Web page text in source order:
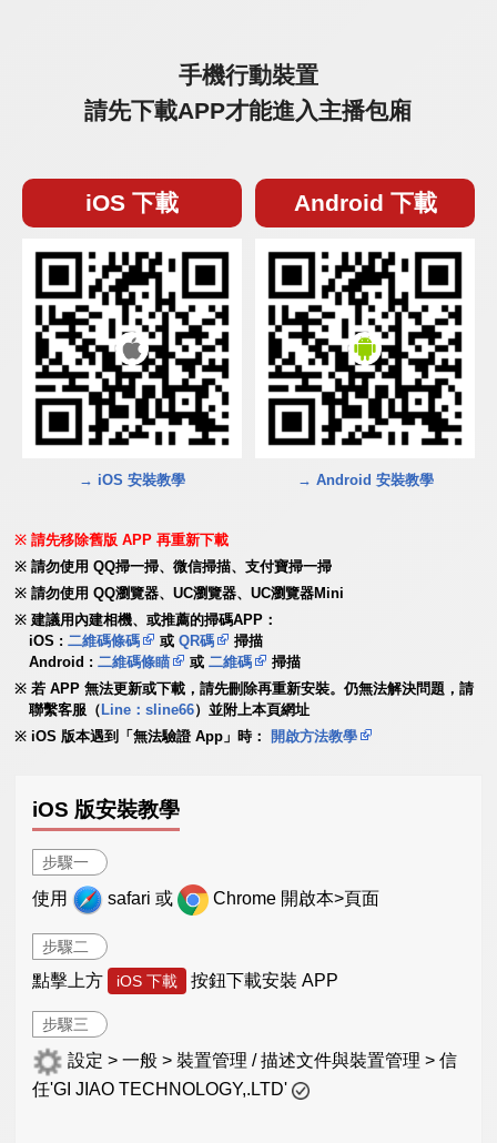
手機行動裝置
請先下載APP才能進入主播包廂
iOS 下載
→ iOS 安裝教學
Android 下載
→ Android 安裝教學
請先移除舊版 APP 再重新下載
請勿使用 QQ掃一掃、微信掃描、支付寶掃一掃
請勿使用 QQ瀏覽器、UC瀏覽器、UC瀏覽器Mini
建議用內建相機、或推薦的掃碼APP：
iOS :二維碼條碼 或QR碼
掃描
Android :二維碼條瞄 或二維碼
掃描
若 APP 無法更新或下載，請先刪除再重新安裝。仍無法解決問題，請
聯繫客服（ Line：sline66）並附上本頁網址
iOS 版本遇到「無法驗證 App」時：
開啟方法教學
iOS 版安裝教學
步驟一
使用 safari 或 Chrome 開啟本>頁面
步驟二
點擊上方 iOS 下載 按鈕下載安裝 APP
步驟三
設定 > 一般 > 裝置管理 / 描述文件與裝置管理 > 信
任'GI JIAO TECHNOLOGY,.LTD'